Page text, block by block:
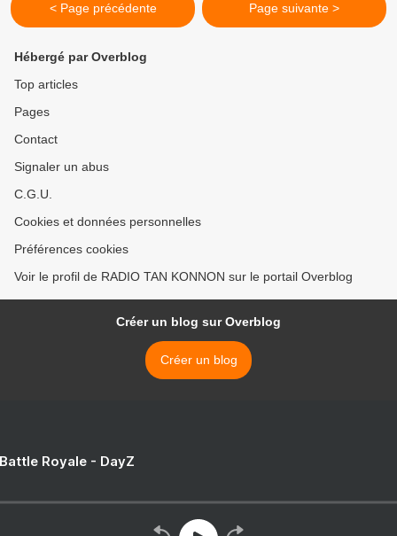
< Page précédente Page suivante >
Hébergé par Overblog
Top articles
Pages
Contact
Signaler un abus
C.G.U.
Cookies et données personnelles
Préférences cookies
Voir le profil de RADIO TAN KONNON sur le portail Overblog
Créer un blog sur Overblog
Créer un blog
Royale - DayZ